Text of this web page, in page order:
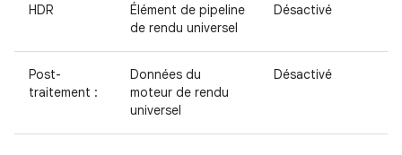
HDR
Élément de pipeline
de rendu universel
Désactivé
Post-
traitement :
Données du
moteur de rendu
universel
Désactivé